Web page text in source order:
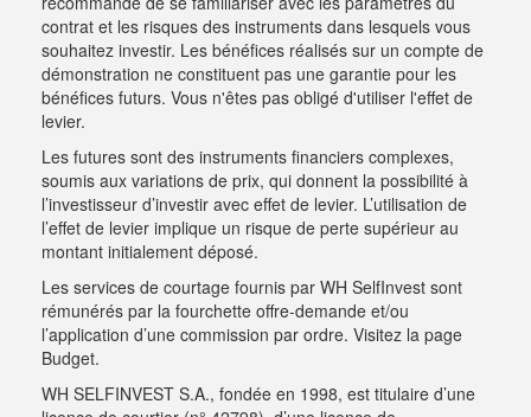
contrat et les risques des instruments dans lesquels vous
souhaitez investir. Les bénéfices réalisés sur un compte de
démonstration ne constituent pas une garantie pour les
bénéfices futurs. Vous n'êtes pas obligé d'utiliser l'effet de
levier.
Les futures sont des instruments financiers complexes,
soumis aux variations de prix, qui donnent la possibilité à
l’investisseur d’investir avec effet de levier. L’utilisation de
l’effet de levier implique un risque de perte supérieur au
montant initialement déposé.
Les services de courtage fournis par WH SelfInvest sont
rémunérés par la fourchette offre-demande et/ou
l’application d’une commission par ordre. Visitez la page
Budget.
WH SELFINVEST S.A., fondée en 1998, est titulaire d’une